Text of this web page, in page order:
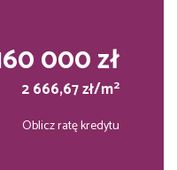
000 zł
2 666,67 zł/m2
Oblicz ratę kredytu